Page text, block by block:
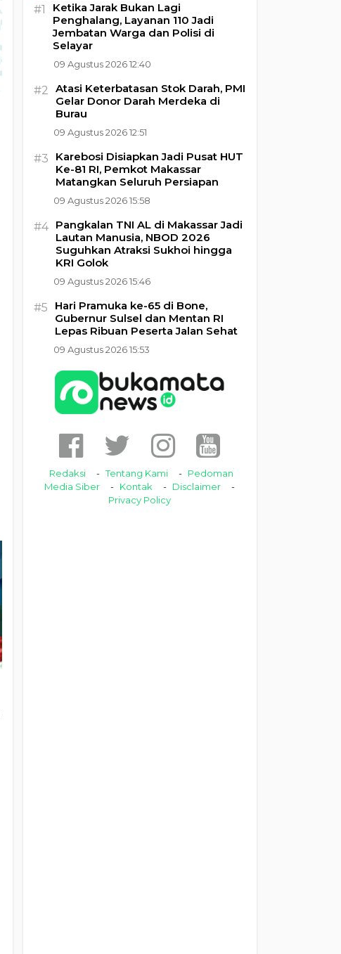
#1
Ketika Jarak Bukan Lagi
Penghalang, Layanan 110 Jadi
Jembatan Warga dan Polisi di
Selayar
09 Agustus 2026 12:40
#2 Atasi Keterbatasan Stok Darah, PMI
Gelar Donor Darah Merdeka di
Burau
09 Agustus 2026 12:51
#3
Karebosi Disiapkan Jadi Pusat HUT
Ke-81 RI, Pemkot Makassar
Matangkan Seluruh Persiapan
09 Agustus 2026 15:58
#4 Pangkalan TNI AL di Makassar Jadi
Lautan Manusia, NBOD 2026
Suguhkan Atraksi Sukhoi hingga
KRI Golok
09 Agustus 2026 15:46
#5
Hari Pramuka ke-65 di Bone,
Gubernur Sulsel dan Mentan RI
Lepas Ribuan Peserta Jalan Sehat
09 Agustus 2026 15:53
Redaksi Tentang Kami
Pedoman
Media Siber
Kontak
Disclaimer
Privacy Policy